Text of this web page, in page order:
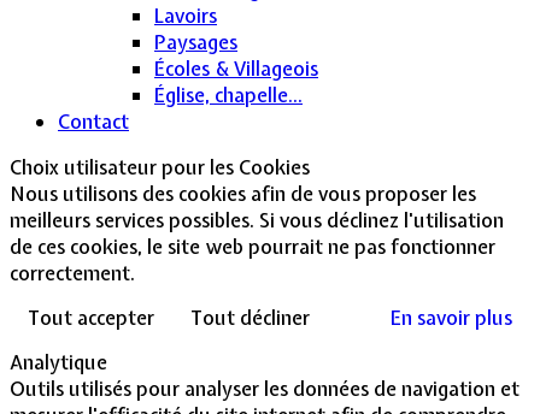
Lavoirs
Paysages
Écoles & Villageois
Église, chapelle...
Contact
Choix utilisateur pour les Cookies
Nous utilisons des cookies afin de vous proposer les
meilleurs services possibles. Si vous déclinez l'utilisation
de ces cookies, le site web pourrait ne pas fonctionner
correctement.
Tout accepter
Tout décliner
En savoir plus
Analytique
Outils utilisés pour analyser les données de navigation et